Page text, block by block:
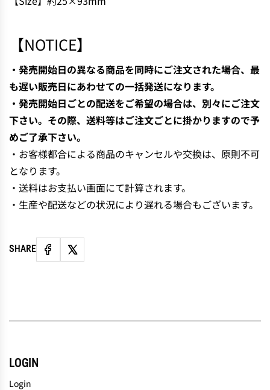
.
【NOTICE】
・発売開始日の異なる商品を同時にご注文された場合、最
も遅い販売日にあわせての一括発送になります。
・発売開始日ごとの配送をご希望の場合は、別々にご注文
下さい。その際、送料等はご注文ごとに掛かりますので予
めご了承下さい。
・お客様都合による商品のキャンセルや交換は、原則不可
となります。
・送料はお支払い画面にて計算されます。
・生産や配送などの状況により遅れる場合もございます。
SHARE
LOGIN
Login